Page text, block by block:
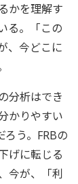
かを理解す
る。「この
、今どこに
分析はでき
かりやすい
う。FRBの
げに転じる
今が、「利